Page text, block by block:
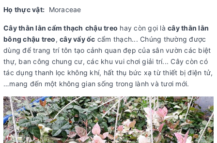
Họ thực vật: Moraceae
Cây thằn lằn cẩm thạch chậu treo hay còn gọi là cây thằn lằn
bông chậu treo, cây vẩy ốc cẩm thạch... Chúng thường được
dùng để trang trí tôn tạo cảnh quan đẹp của sân vườn các biệt
thự, ban công chung cư, các khu vui chơi giải trí... Cây còn có
tác dụng thanh lọc không khí, hất thụ bức xạ từ thiết bị điện tử,
…mang đến một không gian sống trong lành và tươi mới.